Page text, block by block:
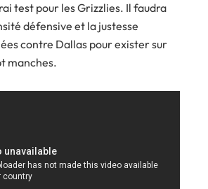
test pour les Grizzlies. Il faudra
défensive et la justesse
contre Dallas pour exister sur
manches.